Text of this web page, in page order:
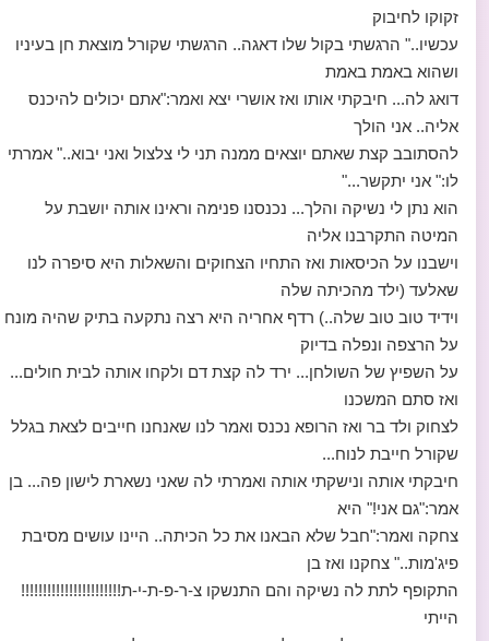
זקוקו לחיבוק
עכשיו.." הרגשתי בקול שלו דאגה.. הרגשתי שקורל מוצאת חן בעיניו
ושהוא באמת באמת
דואג לה... חיבקתי אותו ואז אושרי יצא ואמר:"אתם יכולים להיכנס
אליה.. אני הולך
להסתובב קצת שאתם יוצאים ממנה תני לי צלצול ואני יבוא.." אמרתי
לו:" אני יתקשר..."
הוא נתן לי נשיקה והלך... נכנסנו פנימה וראינו אותה יושבת על
המיטה התקרבנו אליה
וישבנו על הכיסאות ואז התחיו הצחוקים והשאלות היא סיפרה לנו
שאלעד (ילד מהכיתה שלה
וידיד טוב טוב שלה..) רדף אחריה היא רצה נתקעה בתיק שהיה מונח
על הרצפה ונפלה בדיוק
על השפיץ של השולחן... ירד לה קצת דם ולקחו אותה לבית חולים...
ואז סתם המשכנו
לצחוק ולד בר ואז הרופא נכנס ואמר לנו שאנחנו חייבים לצאת בגלל
שקורל חייבת לנוח...
חיבקתי אותה ונישקתי אותה ואמרתי לה שאני נשארת לישון פה... בן
אמר:"גם אני!" היא
צחקה ואמר:"חבל שלא הבאנו את כל הכיתה.. היינו עושים מסיבת
פיג'מות.." צחקנו ואז בן
התקופף לתת לה נשיקה והם התנשקו צ-ר-פ-ת-י-ת!!!!!!!!!!!!!!!!!!!!!!!
הייתי